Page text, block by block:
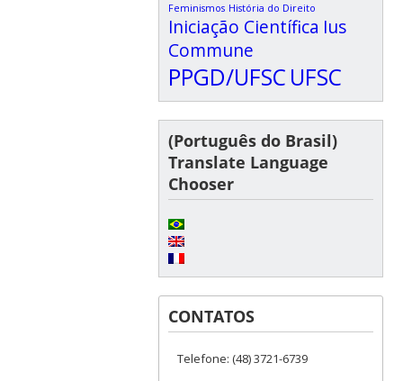
Feminismos História do Direito
Iniciação Científica Ius
Commune
PPGD/UFSC UFSC
(Português do Brasil)
Translate Language
Chooser
CONTATOS
Telefone: (48) 3721-6739